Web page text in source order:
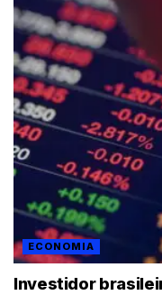
ECONOMIA
Investidor